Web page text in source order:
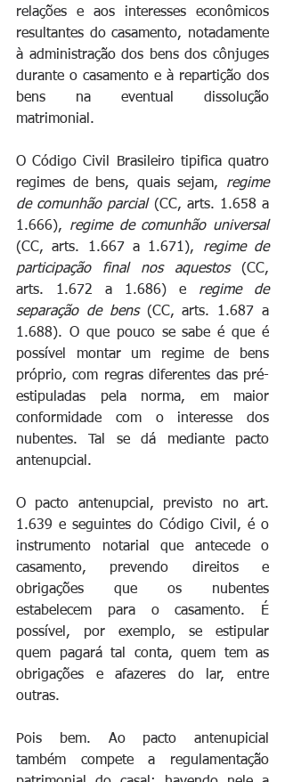
relações e aos interesses econômicos
resultantes do casamento, notadamente
à administração dos bens dos cônjuges
durante o casamento e à repartição dos
bens na eventual dissolução
matrimonial.
O Código Civil Brasileiro tipifica quatro
regimes de bens, quais sejam, regime
de comunhão parcial (CC, arts. 1.658 a
1.666),
regime de comunhão universal
(CC, arts. 1.667 a 1.671), regime de
participação final nos aquestos (CC,
arts. 1.672 a 1.686) e regime de
separação de bens (CC, arts. 1.687 a
1.688). O que pouco se sabe é que é
possível montar um regime de bens
próprio, com regras diferentes das pré-
estipuladas pela norma, em maior
conformidade com o interesse dos
nubentes. Tal se dá mediante pacto
antenupcial.
O pacto antenupcial, previsto no art.
1.639 e seguintes do Código Civil, é o
instrumento notarial que antecede o
casamento, prevendo direitos e
obrigações que os nubentes
estabelecem para o casamento. É
possível, por exemplo, se estipular
quem pagará tal conta, quem tem as
obrigações e afazeres do lar, entre
outras.
Pois bem. Ao pacto antenupicial
também compete a regulamentação